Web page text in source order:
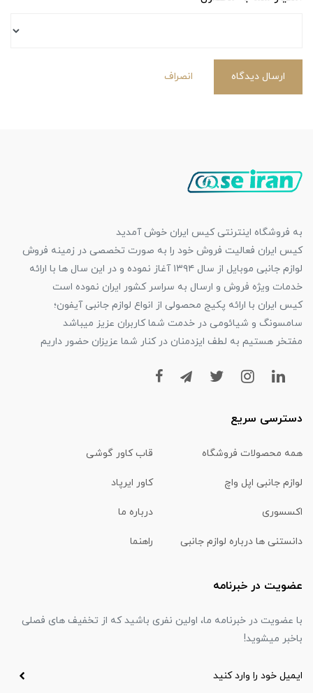
ارسال دیدگاه انصراف
به فروشگاه اینترنتی کیس ایران خوش آمدید
کیس ایران فعالیت فروش خود را به صورت تخصصی در زمینه فروش
لوازم جانبی موبایل از سال ۱۳۹۴ آغاز نموده و در این سال ها با ارائه
خدمات ویژه فروش و ارسال به سراسر کشور ایران نموده است
کیس ایران با ارائه پکیج محصولی از انواع لوازم جانبی آیفون؛
سامسونگ و شیائومی در خدمت شما کاربران عزیز میباشد
مفتخر هستیم به لطف ایزدمنان در کنار شما عزیزان حضور داریم
دسترسی سریع
همه محصولات فروشگاه قاب کاور گوشی
لوازم جانبی اپل واچ کاور ایرپاد
اکسسوری درباره ما
دانستنی ها درباره لوازم جانبی راهنما
عضویت در خبرنامه
با عضویت در خبرنامه ما، اولین نفری باشید که از تخفیف های فصلی
باخبر میشوید!